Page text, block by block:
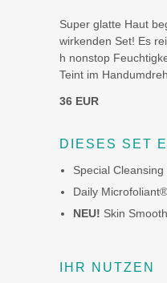
Super glatte Haut
wirkenden Set! Es
h nonstop
Teint im
36 EUR
DIESES SET
Special
Daily
NEU! Skin
IHR NUTZEN